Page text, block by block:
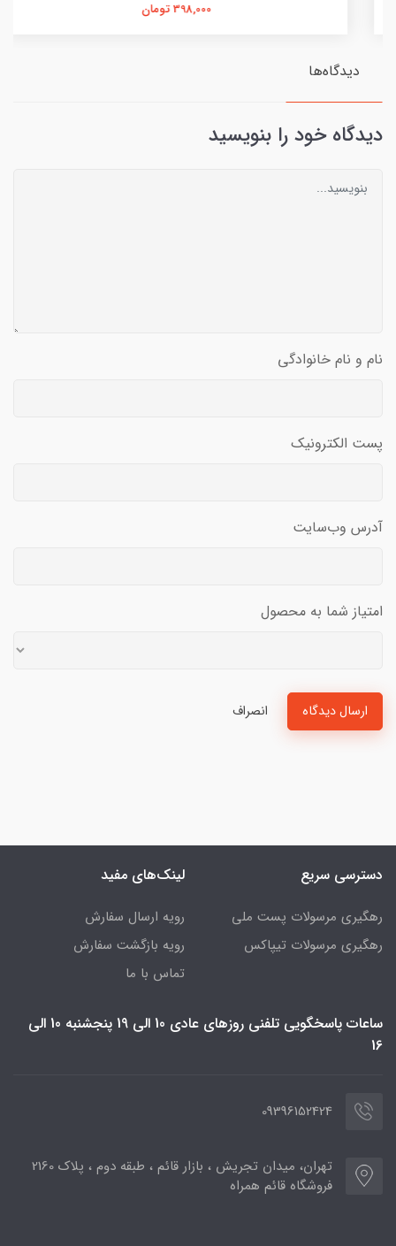
398,000 تومان
دیدگاه‌ها
دیدگاه خود را بنویسید
نام و نام خانوادگی
پست الکترونیک
آدرس وب‌سایت
امتیاز شما به محصول
ارسال دیدگاه انصراف
دسترسی سریع
رهگیری مرسولات پست ملی
رهگیری مرسولات تیپاکس
لینک‌های مفید
رویه ارسال سفارش
رویه بازگشت سفارش
تماس با ما
ساعات پاسخگویی تلفنی روزهای عادی 10 الی 19 پنجشنبه 10 الی
16
09396152424
تهران، میدان تجریش ، بازار قائم ، طبقه دوم ، پلاک 2160
فروشگاه قائم همراه